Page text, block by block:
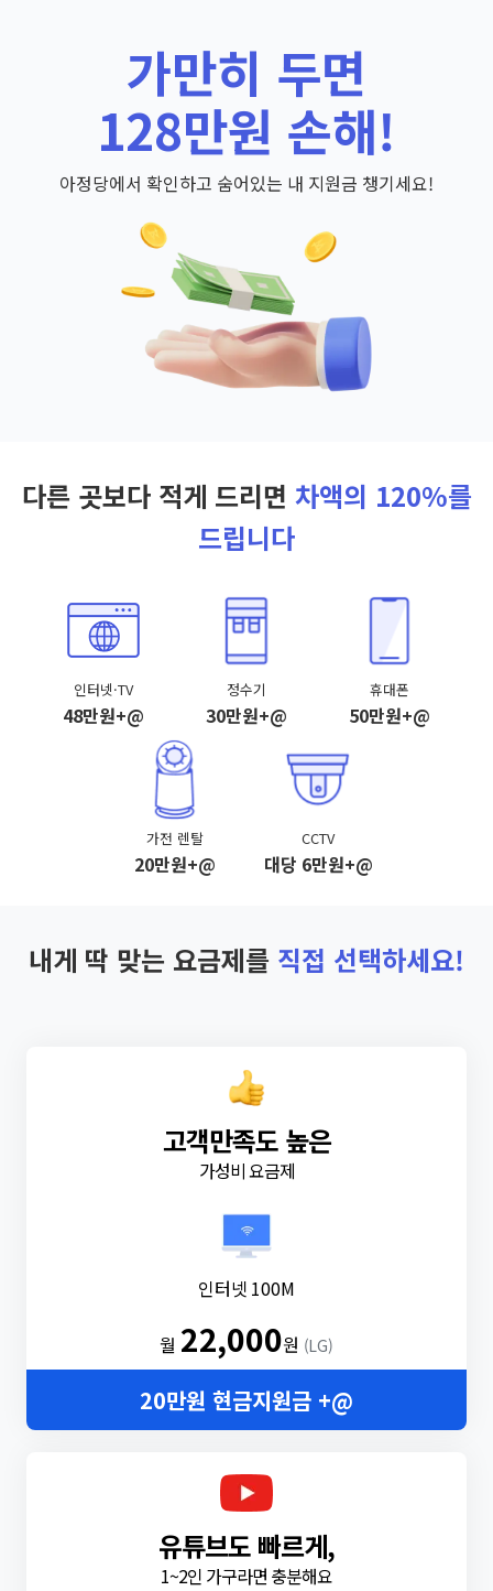
가만히 두면
128만원 손해!
아정당에서 확인하고 숨어있는 내 지원금 챙기세요!
다른 곳보다 적게 드리면 차액의 120%를
드립니다
인터넷·TV
48만원+@
정수기
30만원+@
휴대폰
50만원+@
가전 렌탈
20만원+@
CCTV
대당 6만원+@
내게 딱 맞는 요금제를 직접 선택하세요!
고객만족도 높은
가성비 요금제
인터넷 100M
월 22,000원 (LG)
20만원 현금지원금 +@
유튜브도 빠르게,
1~2인 가구라면 충분해요